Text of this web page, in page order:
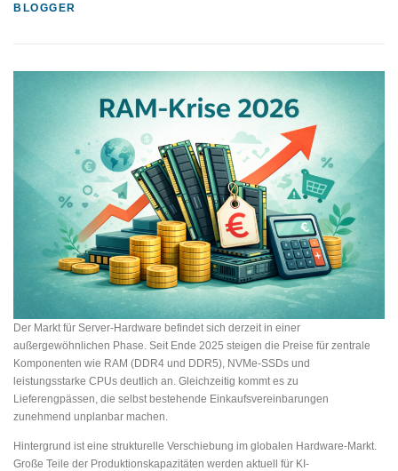
BLOGGER
Der Markt für Server-Hardware befindet sich derzeit in einer
außergewöhnlichen Phase. Seit Ende 2025 steigen die Preise für zentrale
Komponenten wie RAM (DDR4 und DDR5), NVMe-SSDs und
leistungsstarke CPUs deutlich an. Gleichzeitig kommt es zu
Lieferengpässen, die selbst bestehende Einkaufsvereinbarungen
zunehmend unplanbar machen.
Hintergrund ist eine strukturelle Verschiebung im globalen Hardware-Markt.
Große Teile der Produktionskapazitäten werden aktuell für KI-